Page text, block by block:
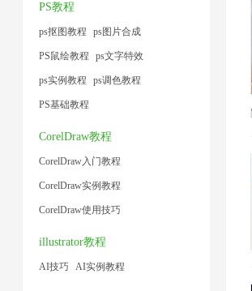
PS教程
ps抠图教程 ps图片合成
PS鼠绘教程 ps文字特效
ps实例教程 ps调色教程
PS基础教程
CorelDraw教程
CorelDraw入门教程
CorelDraw实例教程
CorelDraw使用技巧
illustrator教程
AI技巧 AI实例教程